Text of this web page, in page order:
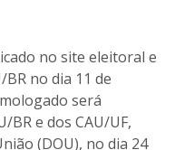
no site eleitoral e
no dia 11 de
será
e dos CAU/UF,
(DOU), no dia 24